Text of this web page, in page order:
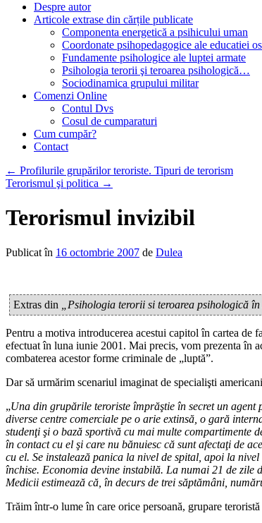
Despre autor
Articole extrase din cărțile publicate
Componenta energetică a psihicului uman
Coordonate psihopedagogice ale educatiei
Fundamente psihologice ale luptei armate
Psihologia terorii şi teroarea psihologică…
Sociodinamica grupului militar
Comenzi Online
Contul Dvs
Cosul de cumparaturi
Cum cumpăr?
Contact
← Profilurile grupărilor teroriste. Tipuri de terorism
Terorismul şi politica →
Terorismul invizibil
Publicat în 16 octombrie 2007 de Dulea
Extras din „Psihologia terorii si teroarea psihologică
Pentru a motiva introducerea acestui capitol în cartea de
efectuat în luna iunie 2001. Mai precis, vom prezenta în
combaterea acestor forme criminale de „luptă”.
Dar să urmărim scenariul imaginat de specialişti
„Una din grupările teroriste împrăştie în secret un agent
diverse centre comerciale pe o arie extinsă, o gară
studenţi şi o bază sportivă cu mai multe compartimente
în contact cu el şi care nu bănuiesc că sunt afectaţi de
cu el. Se instalează panica la nivel de spital, apoi la
închise. Economia devine instabilă. La numai 21 de zile
Medicii estimează că, în decurs de trei săptămâni,
Trăim într-o lume în care orice persoană, grupare